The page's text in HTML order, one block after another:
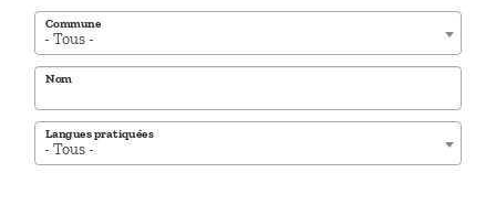
- Tous -
Commune
Nom
- Tous -
Langues pratiquées